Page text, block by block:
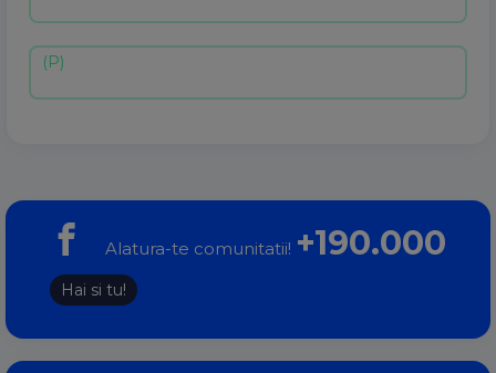
Alatura-te comunitatii! +190.000
Hai si tu!